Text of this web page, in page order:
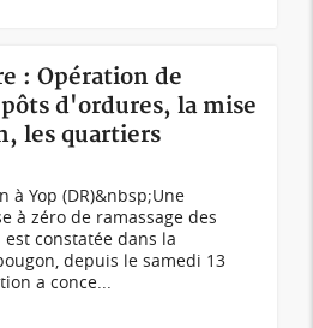
: Opération de
d'ordures, la mise
les quartiers
à Yop (DR)&nbsp;Une
à zéro de ramassage des
est constatée dans la
depuis le samedi 13
a conce...